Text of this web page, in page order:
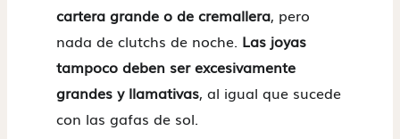
cartera grande o de cremallera, pero
nada de clutchs de noche. Las joyas
tampoco deben ser excesivamente
grandes y llamativas, al igual que sucede
con las gafas de sol.